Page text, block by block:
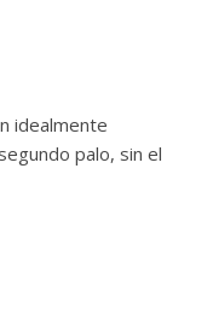
idealmente
palo, sin el